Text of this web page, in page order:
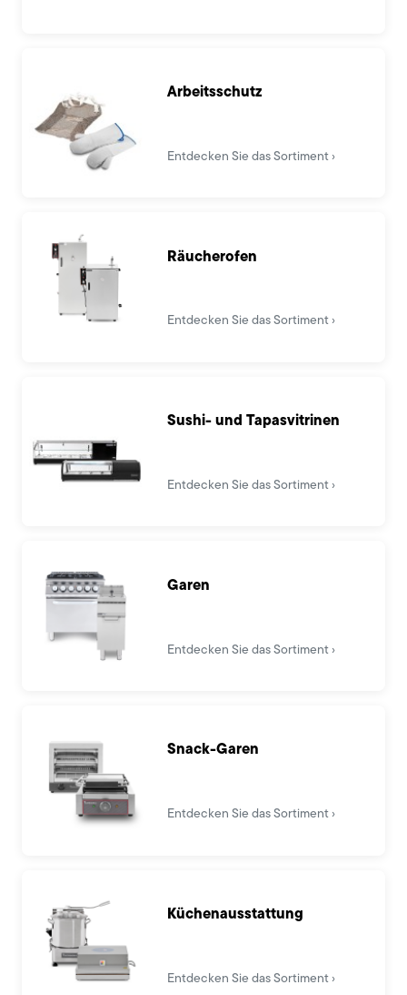
Arbeitsschutz
Entdecken Sie das Sortiment
Räucherofen
Entdecken Sie das Sortiment
Sushi- und Tapasvitrinen
Entdecken Sie das Sortiment
Garen
Entdecken Sie das Sortiment
Snack-Garen
Entdecken Sie das Sortiment
Küchenausstattung
Entdecken Sie das Sortiment